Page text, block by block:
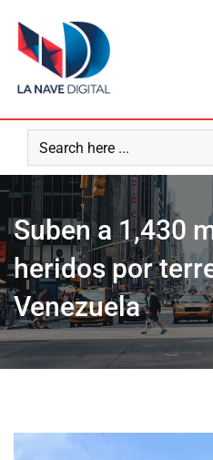
content
Suben a 1,430
heridos por
Venezuela